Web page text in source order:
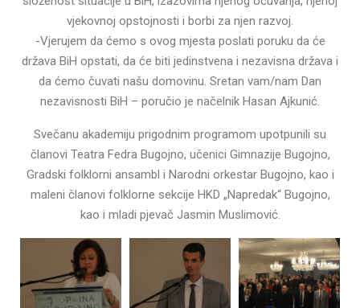
vjekovnoj opstojnosti i borbi za njen razvoj.
-Vjerujem da ćemo s ovog mjesta poslati poruku da će
država BiH opstati, da će biti jedinstvena i nezavisna država i
da ćemo čuvati našu domovinu. Sretan vam/nam Dan
nezavisnosti BiH – poručio je načelnik Hasan Ajkunić.
Svečanu akademiju prigodnim programom upotpunili su
članovi Teatra Fedra Bugojno, učenici Gimnazije Bugojno,
Gradski folklorni ansambl i Narodni orkestar Bugojno, kao i
maleni članovi folklorne sekcije HKD „Napredak“ Bugojno,
kao i mladi pjevač Jasmin Muslimović.